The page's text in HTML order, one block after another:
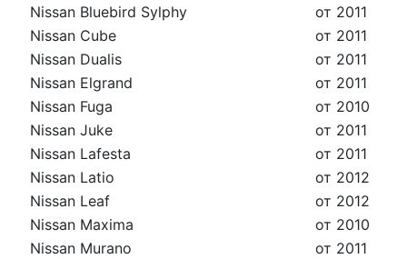
Nissan Bluebird Sylphy
от 2011
Nissan Cube
от 2011
Nissan Dualis
от 2011
Nissan Elgrand
от 2011
Nissan Fuga
от 2010
Nissan Juke
от 2011
Nissan Lafesta
от 2011
Nissan Latio
от 2012
Nissan Leaf
от 2012
Nissan Maxima
от 2010
Nissan Murano
от 2011